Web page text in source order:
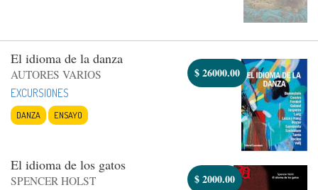
El idioma de la danza
AUTORES VARIOS
EXCURSIONES
DANZA ENSAYO
$26000.00
El idioma de los gatos
SPENCER HOLST
$2000.00